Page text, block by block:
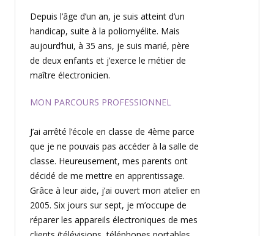
Depuis l’âge d’un an, je suis atteint d’un
handicap, suite à la poliomyélite. Mais
aujourd’hui, à 35 ans, je suis marié, père
de deux enfants et j’exerce le métier de
maître électronicien.
MON PARCOURS PROFESSIONNEL
J’ai arrêté l’école en classe de 4ème parce
que je ne pouvais pas accéder à la salle de
classe. Heureusement, mes parents ont
décidé de me mettre en apprentissage.
Grâce à leur aide, j’ai ouvert mon atelier en
2005. Six jours sur sept, je m’occupe de
réparer les appareils électroniques de mes